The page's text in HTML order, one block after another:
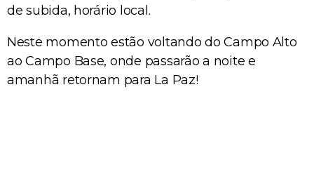
de subida, horário local.
Neste momento estão voltando do Campo Alto
ao Campo Base, onde passarão a noite e
amanhã retornam para La Paz!